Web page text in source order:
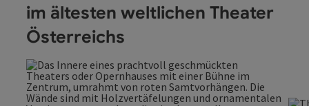
im ältesten weltlichen Theater
Österreichs